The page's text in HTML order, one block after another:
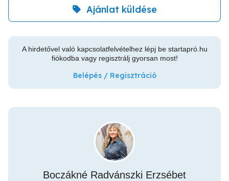
Ajánlat küldése
A hirdetővel való kapcsolatfelvételhez lépj be startapró.hu
fiókodba vagy regisztrálj gyorsan most!
Belépés / Regisztráció
Boczákné Radvánszki Erzsébet